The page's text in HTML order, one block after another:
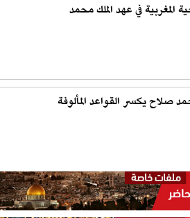
المغربية في عهد الملك محمد
صلاح يكسر القواعد المألوفة